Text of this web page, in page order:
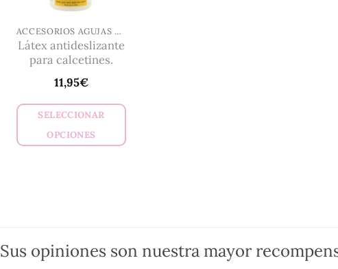
ACCESORIOS AGUJAS Y GANCHILLO
Látex antideslizante
para calcetines.
11,95€
SELECCIONAR
OPCIONES
opciones
Sus opiniones son nuestra mayor